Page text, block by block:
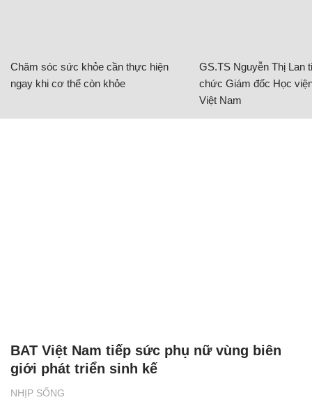
Chăm sóc sức khỏe cần thực hiện
ngay khi cơ thể còn khỏe
GS.TS Nguyễn Thị Lan
chức Giám đốc Học
Việt Nam
NHỊP SỐNG
BAT Việt Nam tiếp sức phụ nữ vùng biên
giới phát triển sinh kế